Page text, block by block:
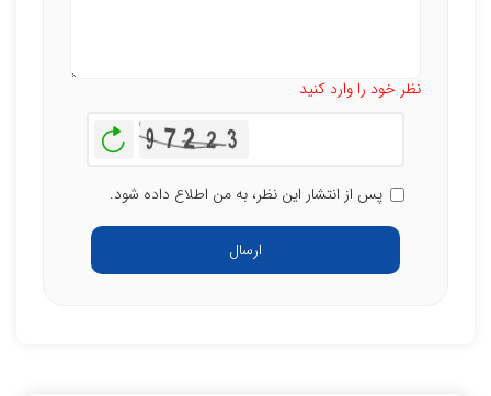
نظر خود را وارد کنید
بازخوانی
پس از انتشار این نظر، به من اطلاع داده شود.
ارسال